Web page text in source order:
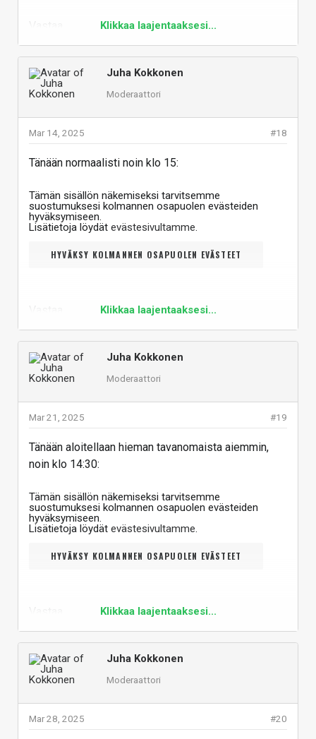
Klikkaa laajentaaksesi...
Juha Kokkonen
Moderaattori
#18
Mar 14, 2025
Tänään normaalisti noin klo 15:
Tämän sisällön näkemiseksi tarvitsemme
suostumuksesi kolmannen osapuolen evästeiden
hyväksymiseen.
Lisätietoja löydät evästesivultamme.
HYVÄKSY KOLMANNEN OSAPUOLEN EVÄSTEET
Klikkaa laajentaaksesi...
Juha Kokkonen
Moderaattori
#19
Mar 21, 2025
Tänään aloitellaan hieman tavanomaista aiemmin,
noin klo 14:30:
Tämän sisällön näkemiseksi tarvitsemme
suostumuksesi kolmannen osapuolen evästeiden
hyväksymiseen.
Lisätietoja löydät evästesivultamme.
HYVÄKSY KOLMANNEN OSAPUOLEN EVÄSTEET
Klikkaa laajentaaksesi...
Juha Kokkonen
Moderaattori
#20
Mar 28, 2025